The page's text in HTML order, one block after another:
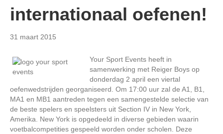
internationaal oefenen!
31 maart 2015
Your Sport Events heeft in
samenwerking met Reiger Boys op
donderdag 2 april een viertal
oefenwedstrijden georganiseerd. Om 17:00 uur zal de A1, B1,
MA1 en MB1 aantreden tegen een samengestelde selectie van
de beste spelers en speelsters uit Section IV in New York,
Amerika. New York is opgedeeld in diverse gebieden waarin
voetbalcompetities gespeeld worden onder scholen. Deze